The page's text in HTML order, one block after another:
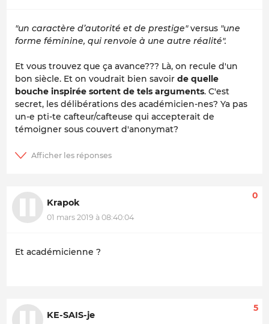
"un caractère d’autorité et de prestige"versus "une
forme féminine, qui renvoie à une autre réalité".
Et vous trouvez que ça avance??? Là, on recule d'un
bon siècle. Et on voudrait bien savoir de quelle
bouche inspirée sortent de tels arguments. C'est
secret, les délibérations des académicien-nes? Ya pas
un-e pti-te cafteur/cafteuse qui accepterait de
témoigner sous couvert d'anonymat?
Krapok
01 mars 2019 à 08:40:04
0
Et académicienne ?
KE-SAIS-je
5